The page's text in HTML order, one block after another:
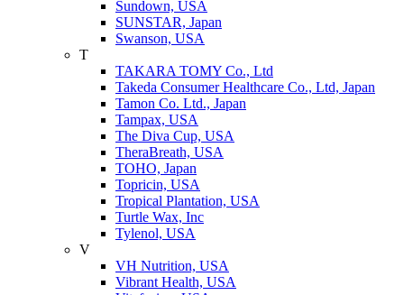
Sundown, USA
SUNSTAR, Japan
Swanson, USA
T
TAKARA TOMY Co., Ltd
Takeda Consumer Healthcare Co., Ltd, Japan
Tamon Co. Ltd., Japan
Tampax, USA
The Diva Cup, USA
TheraBreath, USA
TOHO, Japan
Topricin, USA
Tropical Plantation, USA
Turtle Wax, Inc
Tylenol, USA
V
VH Nutrition, USA
Vibrant Health, USA